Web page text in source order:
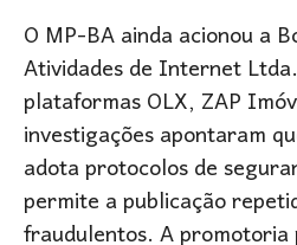
O MP-BA ainda acionou a
Atividades de Internet
plataformas OLX, ZAP
investigações apontaram
adota protocolos de
permite a publicação